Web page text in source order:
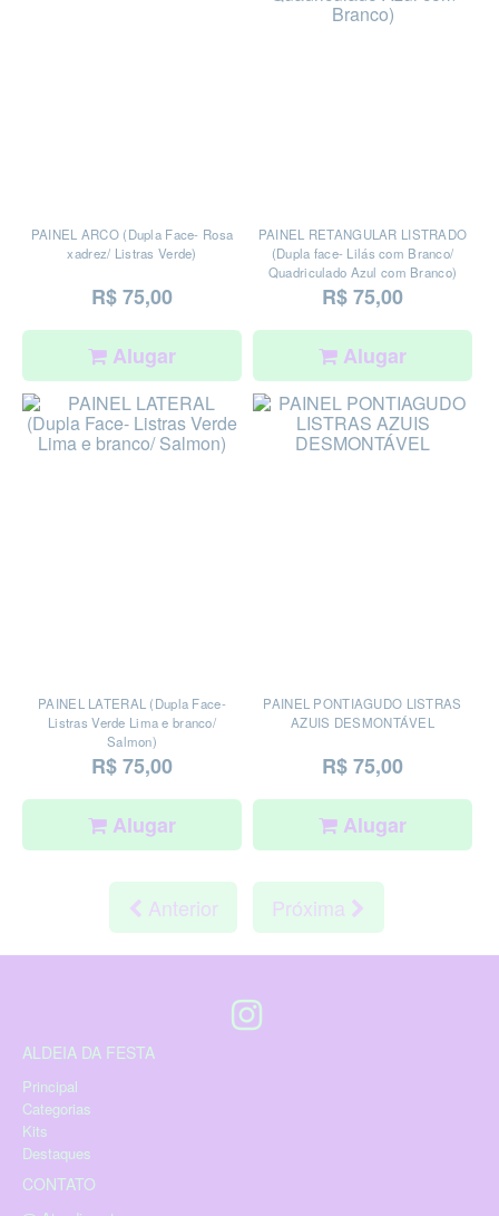
PAINEL ARCO (Dupla Face- Rosa
xadrez/ Listras Verde)
R$ 75,00
Alugar
PAINEL RETANGULAR LISTRADO
(Dupla face- Lilás com Branco/
Quadriculado Azul com Branco)
R$ 75,00
Alugar
PAINEL LATERAL (Dupla Face-
Listras Verde Lima e branco/
Salmon)
R$ 75,00
Alugar
PAINEL PONTIAGUDO LISTRAS
AZUIS DESMONTÁVEL
R$ 75,00
Alugar
Anterior Próxima
ALDEIA DA FESTA
Principal
Categorias
Kits
Destaques
CONTATO